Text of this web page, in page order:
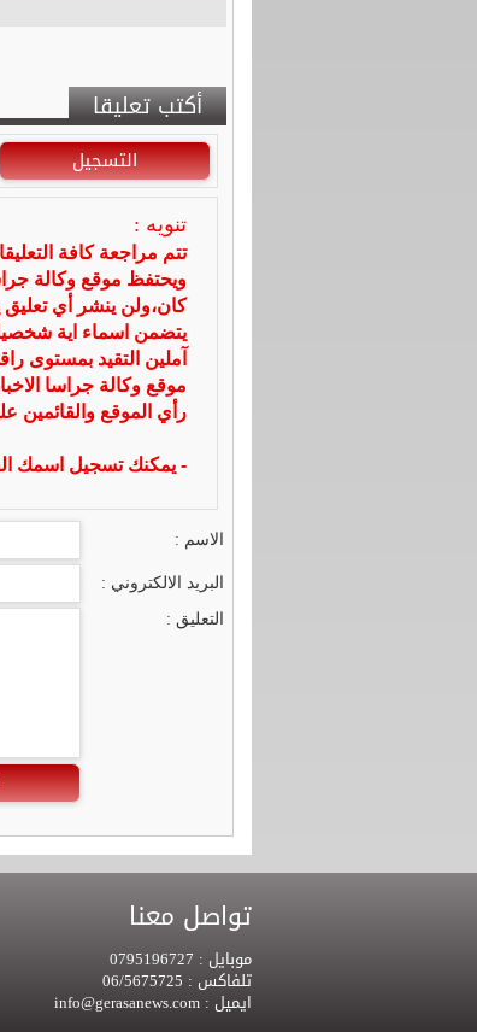
أكتب تعليقا
التسجيل
تنويه :
تتم مراجعة كافة
ويحتفظ موقع وكالة
كان،ولن ينشر أي
يتضمن اسماء اية
آملين التقيد بمستوى
موقع وكالة جراسا
رأي الموقع والقائمين
- يمكنك تسجيل اسمك
الاسم :
البريد الالكتروني :
التعليق :
تواصل معنا
موبايل :
تلفاكس :
ايميل :